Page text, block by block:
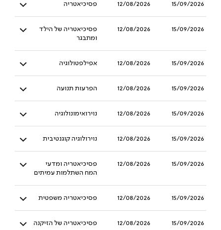
15/09/2026
12/08/2026 פסיכיאטריה
15/09/2026
12/08/2026
פסיכיאטריה של הילד
ומתבגר
15/09/2026
12/08/2026 אפילפטולוגיה
15/09/2026
12/08/2026 הפרעות תנועה
15/09/2026
12/08/2026 נוירואימונולוגיה
15/09/2026
12/08/2026 נוירולוגיה קוגנטיבית
15/09/2026
12/08/2026
פסיכיאטריה ומדעי
המח השתלמות עמיתים
15/09/2026
12/08/2026 פסיכיאטריה משפטית
15/09/2026
12/08/2026 פסיכיאטריה של הזיקנה